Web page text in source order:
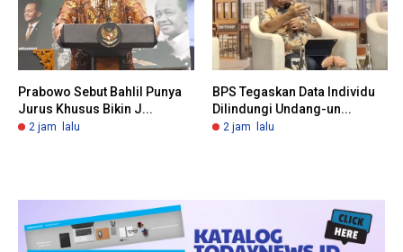
Prabowo Sebut Bahlil Punya
Jurus Khusus Bikin J...
2 jam lalu
BPS Tegaskan Data Individu
Dilindungi Undang-un...
2 jam lalu